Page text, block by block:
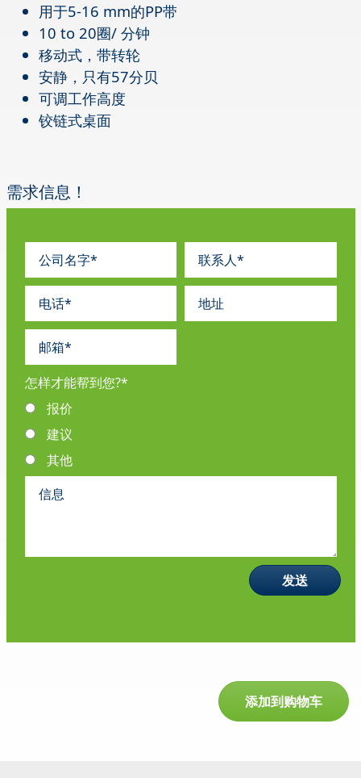
用于5-16 mm的PP带
10 to 20圈/ 分钟
移动式，带转轮
安静，只有57分贝
可调工作高度
铰链式桌面
需求信息！
怎样才能帮到您?*
报价
建议
其他
添加到购物车